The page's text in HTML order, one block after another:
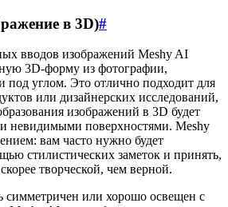
в 3D)#
вводов изображений Meshy AI
3D-форму из фотографии,
под углом. Это отлично подходит для
или дизайнерских исследований,
изображений в 3D будет
невидимыми поверхностями. Meshy
вам часто нужно будет
стилистических заметок и принять,
творческой, чем верной.
симметричен или хорошо освещен с